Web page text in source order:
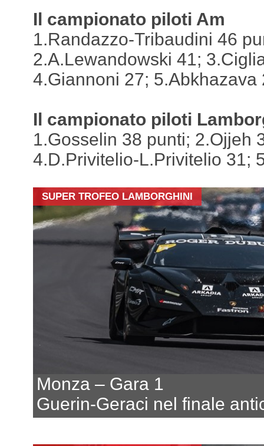
Il campionato piloti Am
1.Randazzo-Tribaudini 46
2.A.Lewandowski 41;
4.Giannoni 27; 5.Abkhazava
Il campionato piloti
1.Gosselin 38 punti; 2.Ojjeh
4.D.Privitelio-L.Privitelio 31;
SUPER TROFEO LAMBORGHINI
Monza – Gara 1
Guerin-Geraci nel finale